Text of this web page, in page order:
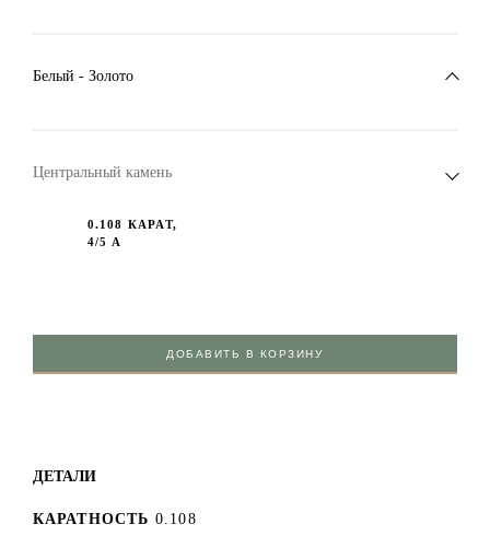
Белый - Золото
Центральный камень
0.108 КАРАТ,
4/5 А
ДОБАВИТЬ В КОРЗИНУ
ДЕТАЛИ
КАРАТНОСТЬ 0.108